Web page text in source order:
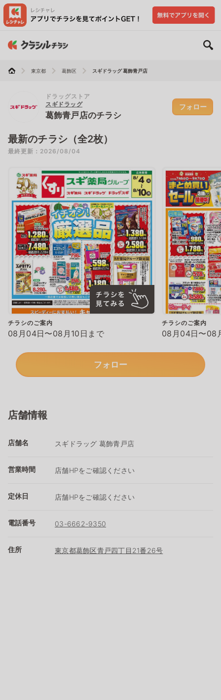
東京都 葛飾区 スギドラッグ 葛飾青戸店
ドラッグストア
スギドラッグ
葛飾青戸店のチラシ
フォロー
最新のチラシ（全2枚）
最終更新：2026/08/04
チラシのご案内
08月04日〜08月10日まで
チラシのご案内
08月04日〜08
フォロー
店舗情報
店舗名 スギドラッグ 葛飾青戸店
営業時間 店舗HPをご確認ください
定休日 店舗HPをご確認ください
電話番号 03-6662-9350
住所 東京都葛飾区青戸四丁目21番26号